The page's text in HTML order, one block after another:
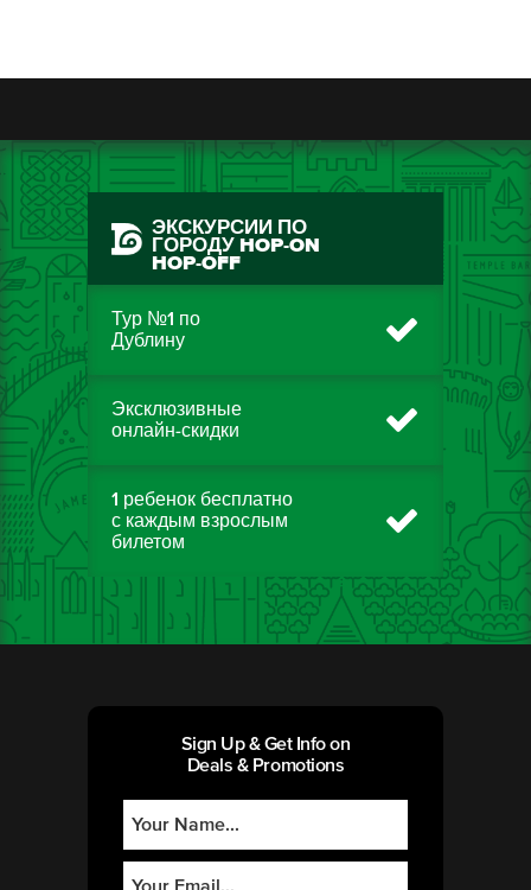
ЭКСКУРСИИ ПО
ГОРОДУ HOP-ON
HOP-OFF
Тур №1 по
Дублину
Эксклюзивные
онлайн-скидки
1 ребенок бесплатно
с каждым взрослым
билетом
Sign Up & Get Info on
Deals & Promotions